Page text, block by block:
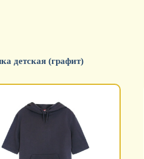
детская (графит)